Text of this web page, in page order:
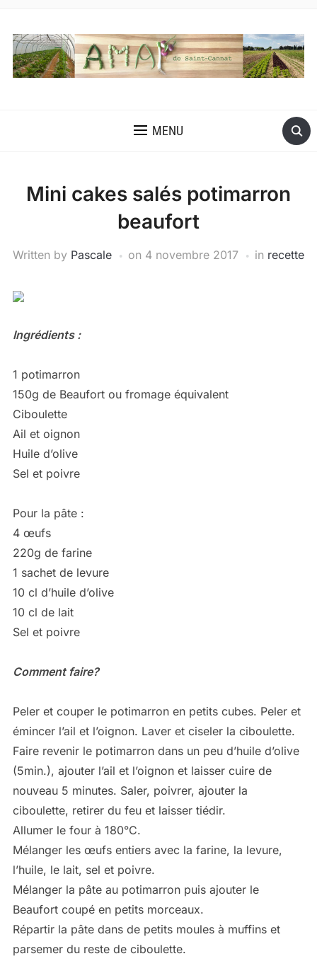
MENU
Mini cakes salés potimarron
beaufort
Written by Pascale on 4 novembre 2017 in recette
Ingrédients :
1 potimarron
150g de Beaufort ou fromage équivalent
Ciboulette
Ail et oignon
Huile d’olive
Sel et poivre
Pour la pâte :
4 œufs
220g de farine
1 sachet de levure
10 cl d’huile d’olive
10 cl de lait
Sel et poivre
Comment faire?
Peler et couper le potimarron en petits cubes. Peler et
émincer l’ail et l’oignon. Laver et ciseler la ciboulette.
Faire revenir le potimarron dans un peu d’huile d’olive
(5min.), ajouter l’ail et l’oignon et laisser cuire de
nouveau 5 minutes. Saler, poivrer, ajouter la
ciboulette, retirer du feu et laisser tiédir.
Allumer le four à 180°C.
Mélanger les œufs entiers avec la farine, la levure,
l’huile, le lait, sel et poivre.
Mélanger la pâte au potimarron puis ajouter le
Beaufort coupé en petits morceaux.
Répartir la pâte dans de petits moules à muffins et
parsemer du reste de ciboulette.